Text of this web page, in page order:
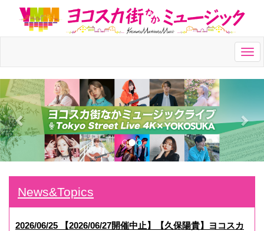
News&Topics
2026/06/25 【2026/06/27開催中止】【久保陽貴】ヨコスカ